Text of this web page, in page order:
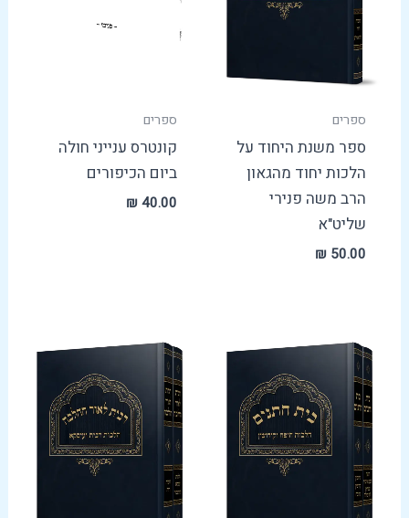
ספרים
ספר משנת היחוד על
הלכות יחוד מהגאון
הרב משה פנירי
שליט"א
₪ 50.00
ספרים
קונטרס ענייני חולה
ביום הכיפורים
₪40.00